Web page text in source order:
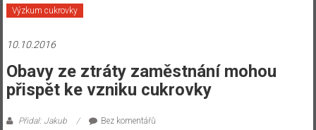
Výzkum cukrovky
10.10.2016
Obavy ze ztráty zaměstnání mohou
přispět ke vzniku cukrovky
Přidal: Jakub Bez komentářů